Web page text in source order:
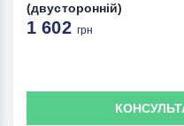
(двусторонній)
1 602 грн